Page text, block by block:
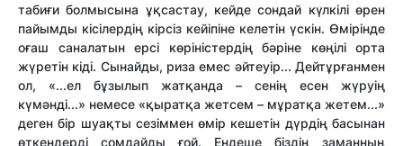
табиғи болмысына ұқсастау, кейде сондай күлкілі өрен
пайымды кісілердің кірсіз кейіпіне келетін үскін. Өмірінде
оғаш саналатын ерсі көріністердің бәріне көңілі орта
жүретін кіді. Сынайды, риза емес әйтеуір... Дейтұрғанмен
ол, «...ел бұзылып жатқанда – сенің есен жүруің
күмәнді...» немесе «қыратқа жетсем – мұратқа жетем...»
деген бір шуақты сезіммен өмір кешетін дүрдің басынан
өткендерді сомдайды ғой. Ендеше біздің заманның